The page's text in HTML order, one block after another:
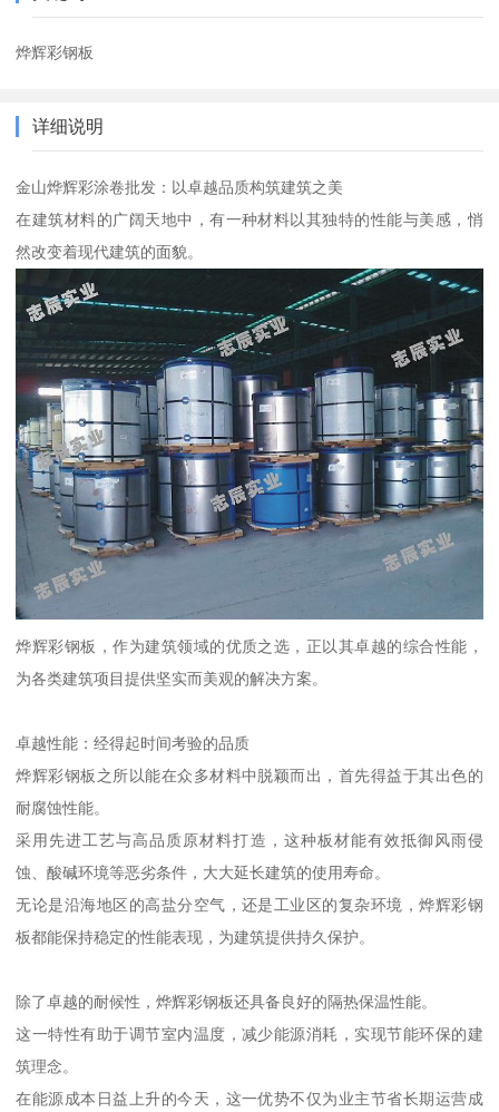
烨辉彩钢板
详细说明
金山烨辉彩涂卷批发：以卓越品质构筑建筑之美
在建筑材料的广阔天地中，有一种材料以其独特的性能与美感，悄
然改变着现代建筑的面貌。
烨辉彩钢板，作为建筑领域的优质之选，正以其卓越的综合性能，
为各类建筑项目提供坚实而美观的解决方案。
卓越性能：经得起时间考验的品质
烨辉彩钢板之所以能在众多材料中脱颖而出，首先得益于其出色的
耐腐蚀性能。
采用先进工艺与高品质原材料打造，这种板材能有效抵御风雨侵
蚀、酸碱环境等恶劣条件，大大延长建筑的使用寿命。
无论是沿海地区的高盐分空气，还是工业区的复杂环境，烨辉彩钢
板都能保持稳定的性能表现，为建筑提供持久保护。
除了卓越的耐候性，烨辉彩钢板还具备良好的隔热保温性能。
这一特性有助于调节室内温度，减少能源消耗，实现节能环保的建
筑理念。
在能源成本日益上升的今天，这一优势不仅为业主节省长期运营成